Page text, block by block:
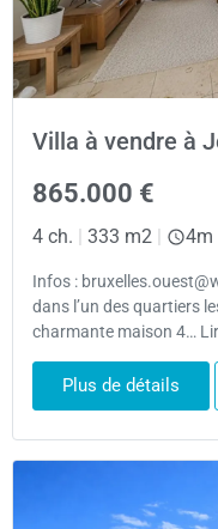
Villa à vendre à
865.000 €
4 ch. 333 m2 4m
Infos :
dans l’un des quartiers
charmante maison 4…
Plus de détails